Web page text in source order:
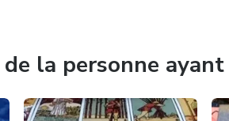
la personne ayant